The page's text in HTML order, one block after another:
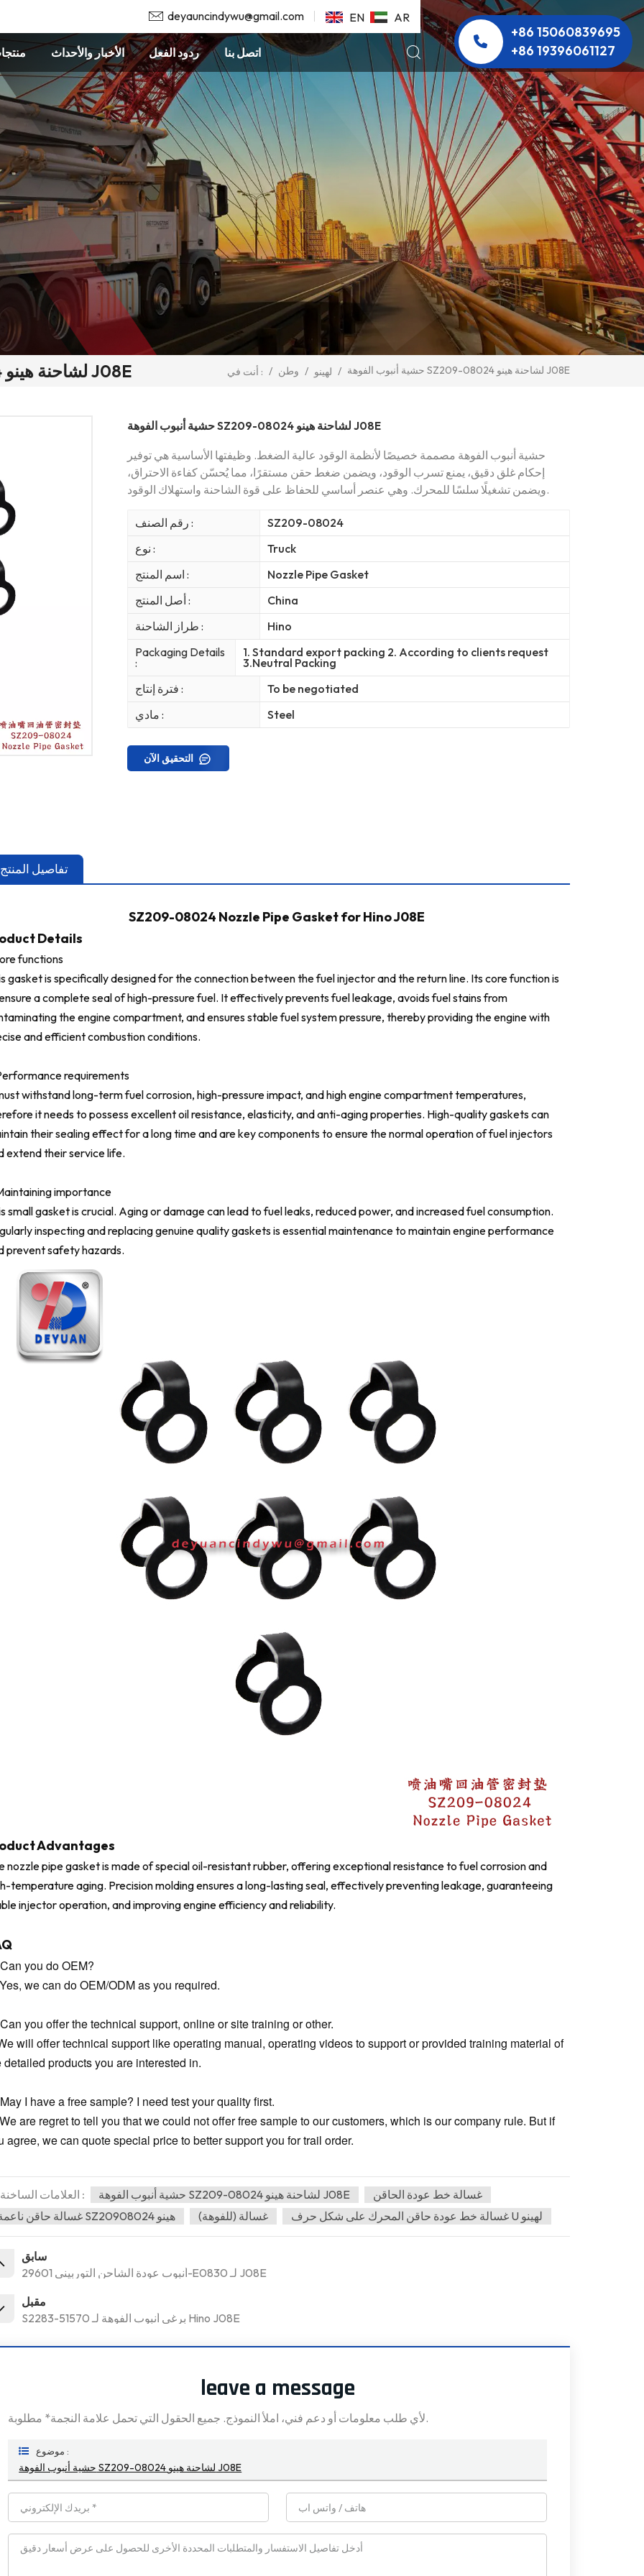
EN AR
deyauncindywu@gmail.com
الأخبار والأحداث ردود الفعل اتصل بنا
+86 15060839695
+86 19396061127
حشية أنبوب الفوهة SZ209-08024 لشاحنة هينو J08E أنت في : / وطن / لهينو / حشية أنبوب الفوهة SZ209-08024 لشاحنة هينو J08E
حشية أنبوب الفوهة SZ209-08024 لشاحنة هينو J08E
حشية أنبوب الفوهة مصممة خصيصًا لأنظمة الوقود عالية الضغط. وظيفتها الأساسية هي توفير
إحكام غلق دقيق، يمنع تسرب الوقود، ويضمن ضغط حقن مستقرًا، مما يُحسّن كفاءة الاحتراق،
ويضمن تشغيلًا سلسًا للمحرك. وهي عنصر أساسي للحفاظ على قوة الشاحنة واستهلاك الوقود.
رقم الصنف :
SZ209-08024
نوع :
Truck
اسم المنتج :
Nozzle Pipe Gasket
أصل المنتج :
China
طراز الشاحنة :
Hino
Packaging Details
:
1. Standard export packing 2. According to clients request
3.Neutral Packing
فترة إنتاج :
To be negotiated
مادي :
Steel
التحقيق الآن
تفاصيل المنتج
SZ209-08024 Nozzle Pipe Gasket for Hino J08E
Details
functions
gasket is specifically designed for the connection between the fuel injector and the return line. Its core function is
a complete seal of high-pressure fuel. It effectively prevents fuel leakage, avoids fuel stains from
the engine compartment, and ensures stable fuel system pressure, thereby providing the engine with
and efficient combustion conditions.
requirements
withstand long-term fuel corrosion, high-pressure impact, and high engine compartment temperatures,
it needs to possess excellent oil resistance, elasticity, and anti-aging properties. High-quality gaskets can
their sealing effect for a long time and are key components to ensure the normal operation of fuel injectors
extend their service life.
importance
small gasket is crucial. Aging or damage can lead to fuel leaks, reduced power, and increased fuel consumption.
inspecting and replacing genuine quality gaskets is essential maintenance to maintain engine performance
prevent safety hazards.
Advantages
nozzle pipe gasket is made of special oil-resistant rubber, offering exceptional resistance to fuel corrosion and
temperature aging. Precision molding ensures a long-lasting seal, effectively preventing leakage, guaranteeing
injector operation, and improving engine efficiency and reliability.
you do OEM?
we can do OEM/ODM as you required.
you offer the technical support, online or site training or other.
will offer technical support like operating manual, operating videos to support or provided training material of
detailed products you are interested in.
I have a free sample? I need test your quality first.
are regret to tell you that we could not offer free sample to our customers, which is our company rule. But if
agree, we can quote special price to better support you for trail order.
العلامات الساخنة : حشية أنبوب الفوهة SZ209-08024 لشاحنة هينو J08E
غسالة خط عودة الحاقن
غسالة حاقن ناعمة SZ20908024 هينو
غسالة (للفوهة) غسالة خط عودة حاقن المحرك على شكل حرف U لهينو
سابق
أنبوب عودة الشاحن التوربيني 29601-E0830 لـ J08E
مقبل
S2283-51570 برغي أنبوب الفوهة لـ Hino J08E
leave a message
لأي طلب معلومات أو دعم فني، املأ النموذج. جميع الحقول التي تحمل علامة النجمة* مطلوبة.
موضوع :
حشية أنبوب الفوهة SZ209-08024 لشاحنة هينو J08E